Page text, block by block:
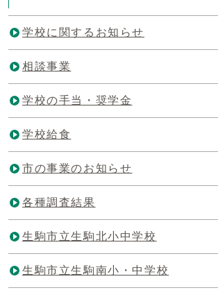
学校に関するお知らせ
相談事業
学校の手当・奨学金
学校給食
市の事業のお知らせ
各種調査結果
生駒市立生駒北小中学校
生駒市立生駒南小・中学校